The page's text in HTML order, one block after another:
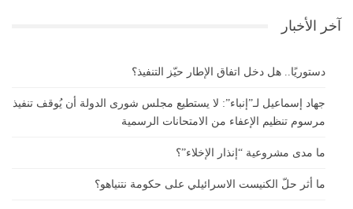
آخر الأخبار
دستوريًا.. هل دخل اتفاق الإطار حيّز التنفيذ؟
جهاد إسماعيل لـ”إنباء”: لا يستطيع مجلس شورى الدولة أن يُوقف تنفيذ
مرسوم تنظيم الإعفاء من الامتحانات الرسمية
ما مدى مشروعية “إنذار الإخلاء”؟
ما أثر حلّ الكنيست الاسرائيلي على حكومة نتنياهو؟